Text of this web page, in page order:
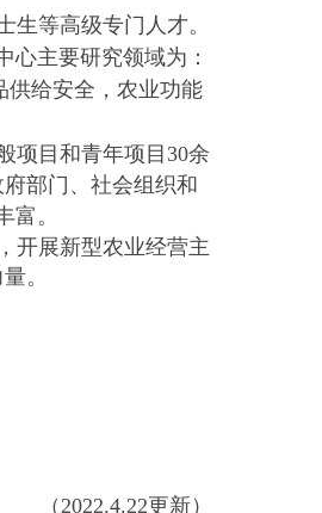
等高级专门人才。
心主要研究领域为：
供给安全，农业功能
项目和青年项目30余
部门、社会组织和
富。
开展新型农业经营主
。
（2022.4.22更新）